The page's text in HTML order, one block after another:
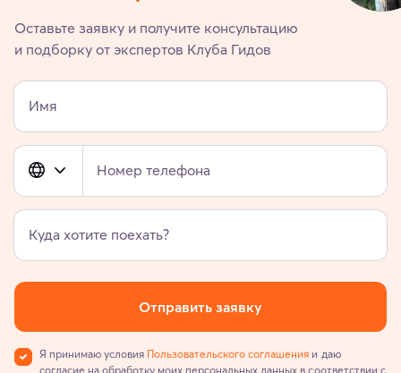
Оставьте заявку и получите консультацию
и подборку от экспертов Клуба Гидов
Имя
Номер телефона
Куда хотите поехать?
Отправить заявку
Я принимаю условия Пользовательского соглашения и даю
согласие на обработку моих персональных данных в соответствии с